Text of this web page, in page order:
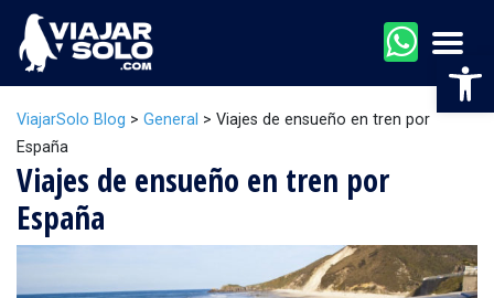
ViajarSolo Blog > General > Viajes de ensueño en tren por
España
Viajes de ensueño en tren por
España